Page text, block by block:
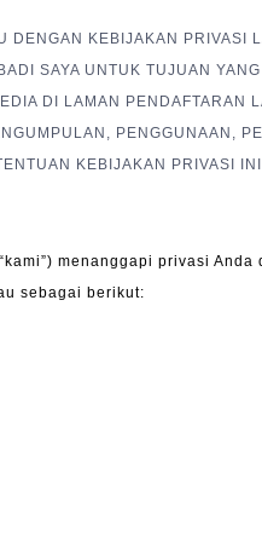
KEBIJAKAN PRIVASI
SAYA UNTUK TUJUAN
DI LAMAN PENDAFTARAN
PENGGUNAAN,
KEBIJAKAN PRIVASI
menanggapi privasi
sebagai berikut: